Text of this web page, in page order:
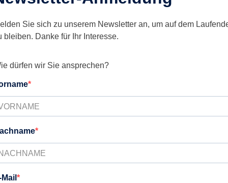
Sie sich zu unserem Newsletter an, um auf dem
bleiben. Danke für Ihr Interesse.
dürfen wir Sie ansprechen?
Mail